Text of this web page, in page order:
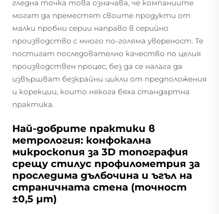
гледна точка това означава, че компаниите
могат да преместят своите продукти от
малки пробни серии направо в серийно
производство с много по-голяма увереност. Те
постигат последователно качество по целия
производствен процес, без да се налага да
извършват безкрайни цикли от предположения
и корекции, които някога бяха стандартна
практика.
Най-добрите практики в
метрология: конфокална
микроскопия за 3D топография
срещу стилус профилометрия за
проследима дълбочина и ъгъл на
страничната стена (точност
±0,5 µm)